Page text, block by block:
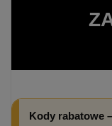
Kody rabatowe